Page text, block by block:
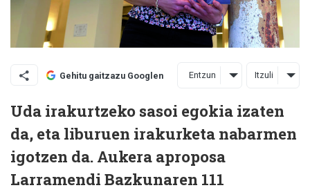
Gehitu gaitzazu Googlen Entzun Itzuli
Uda irakurtzeko sasoi egokia izaten
da, eta liburuen irakurketa nabarmen
igotzen da. Aukera aproposa
Larramendi Bazkunaren 111